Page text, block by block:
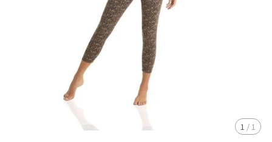
1 / 1